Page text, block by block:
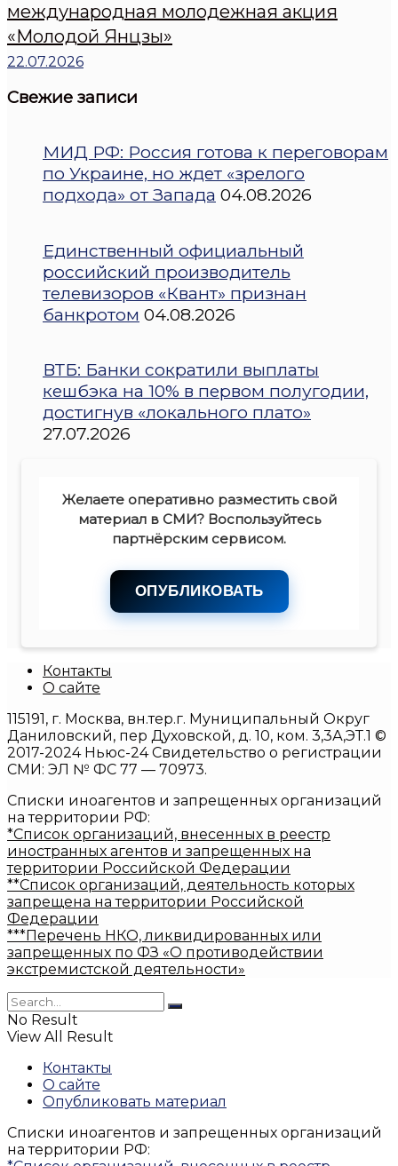
международная молодежная акция
«Молодой Янцзы»
22.07.2026
Свежие записи
МИД РФ: Россия готова к переговорам
по Украине, но ждет «зрелого
подхода» от Запада 04.08.2026
Единственный официальный
российский производитель
телевизоров «Квант» признан
банкротом 04.08.2026
ВТБ: Банки сократили выплаты
кешбэка на 10% в первом полугодии,
достигнув «локального плато»
27.07.2026
Желаете оперативно разместить свой
материал в СМИ? Воспользуйтесь
партнёрским сервисом.
ОПУБЛИКОВАТЬ
Контакты
О сайте
115191, г. Москва, вн.тер.г. Муниципальный Округ
Даниловский, пер Духовской, д. 10, ком. 3,3А,ЭТ.1 ©
2017-2024 Ньюс-24 Свидетельство о регистрации
СМИ: ЭЛ № ФС 77 — 70973.
Списки иноагентов и запрещенных организаций
на территории РФ:
*Список организаций, внесенных в реестр
иностранных агентов и запрещенных на
территории Российской Федерации
**Список организаций, деятельность которых
запрещена на территории Российской
Федерации
***Перечень НКО, ликвидированных или
запрещенных по ФЗ «О противодействии
экстремистской деятельности»
No Result
View All Result
Контакты
О сайте
Опубликовать материал
Списки иноагентов и запрещенных организаций
на территории РФ: